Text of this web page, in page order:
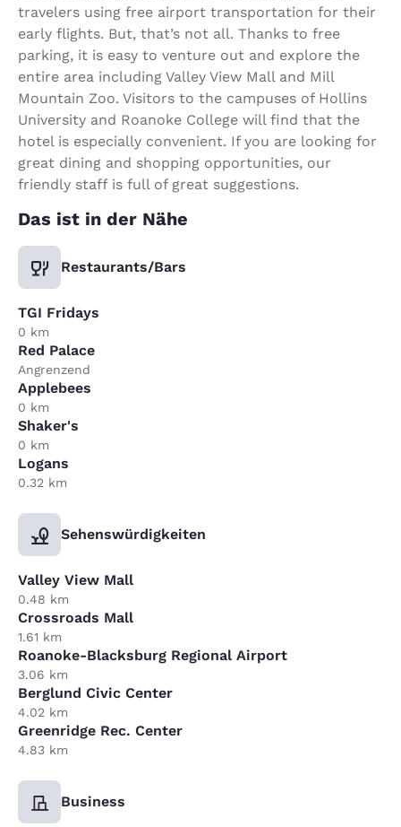
travelers using free airport transportation for their
early flights. But, that’s not all. Thanks to free
parking, it is easy to venture out and explore the
entire area including Valley View Mall and Mill
Mountain Zoo. Visitors to the campuses of Hollins
University and Roanoke College will find that the
hotel is especially convenient. If you are looking for
great dining and shopping opportunities, our
friendly staff is full of great suggestions.
Das ist in der Nähe
Restaurants/Bars
TGI Fridays
0 km
Red Palace
Angrenzend
Applebees
0 km
Shaker's
0 km
Logans
0.32 km
Sehenswürdigkeiten
Valley View Mall
0.48 km
Crossroads Mall
1.61 km
Roanoke-Blacksburg Regional Airport
3.06 km
Berglund Civic Center
4.02 km
Greenridge Rec. Center
4.83 km
Business